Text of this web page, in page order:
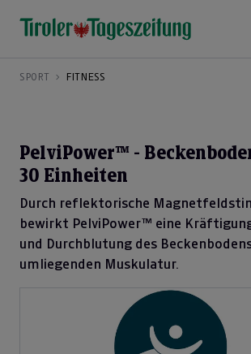
SPORT FITNESS
PelviPower™ -
30 Einheiten
Durch reflektorische
bewirkt PelviPower™ eine
und Durchblutung des
umliegenden Muskulatur.